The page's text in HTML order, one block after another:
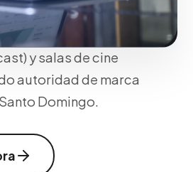
que cumpla con
de emisión
y salas de cine
autoridad de marca
Domingo.